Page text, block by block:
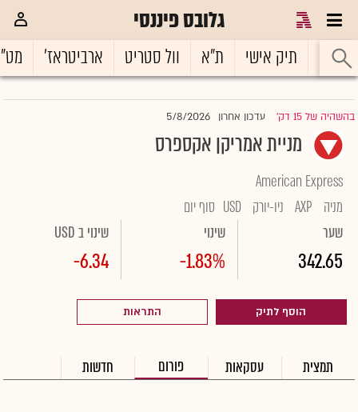
גלובס פיננסי
ראשי תיק אישי ת"א וול סטריט ארביטראז'
בהשהיה של 15 דק' |עדכון אחרון 5/8/2026
מניית אמריקן אקספרס
American Express
מניה
AXP ניו-יורק USD סוף יום
שער
342.65
שינוי
-1.83%
שינוי ב USD
-6.34
הוסף לתיק התראות
תמצית עסקאות פורום חדשות